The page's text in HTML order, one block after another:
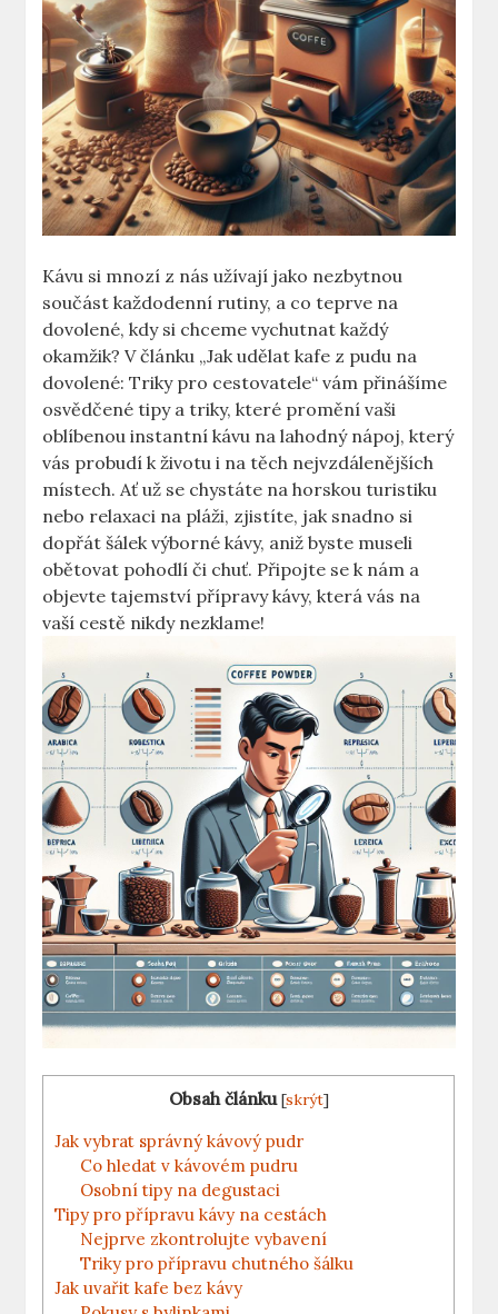
Kávu si mnozí z nás užívají jako nezbytnou
součást každodenní rutiny, a co teprve na
dovolené, kdy si chceme vychutnat každý
okamžik? V článku „Jak udělat kafe z pudu na
dovolené: Triky pro cestovatele“ vám přinášíme
osvědčené tipy a triky, které promění vaši
oblíbenou instantní kávu na lahodný nápoj, který
vás probudí k životu i na těch nejvzdálenějších
místech. Ať už se chystáte na horskou turistiku
nebo relaxaci na pláži, zjistíte, jak snadno si
dopřát šálek výborné kávy, aniž byste museli
obětovat pohodlí či chuť. Připojte se k nám a
objevte tajemství přípravy kávy, která vás na
vaší cestě nikdy nezklame!
Obsah článku [skrýt]
Jak vybrat správný kávový pudr
Co hledat v kávovém pudru
Osobní tipy na degustaci
Tipy pro přípravu kávy na cestách
Nejprve zkontrolujte vybavení
Triky pro přípravu chutného šálku
Jak uvařit kafe bez kávy